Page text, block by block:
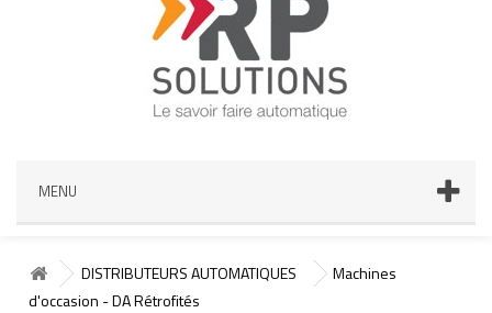
MENU
DISTRIBUTEURS AUTOMATIQUES
Machines
d'occasion - DA Rétrofités